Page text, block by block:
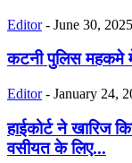
Editor - June 30, 2025
कटनी पुलिस महकमे
Editor - January 24,
हाईकोर्ट ने खारिज
वसीयत के लिए...